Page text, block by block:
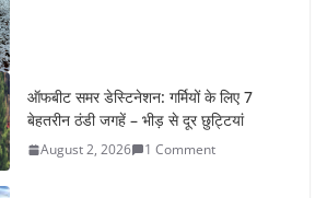
ऑफबीट समर डेस्टिनेशन: गर्मियों के लिए 7
बेहतरीन ठंडी जगहें – भीड़ से दूर छुट्टियां
August 2, 2026 1 Comment